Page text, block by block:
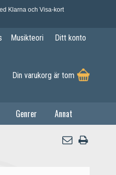
Klarna och Visa-kort
Musikteori Ditt konto
Din varukorg är tom
Genrer Annat